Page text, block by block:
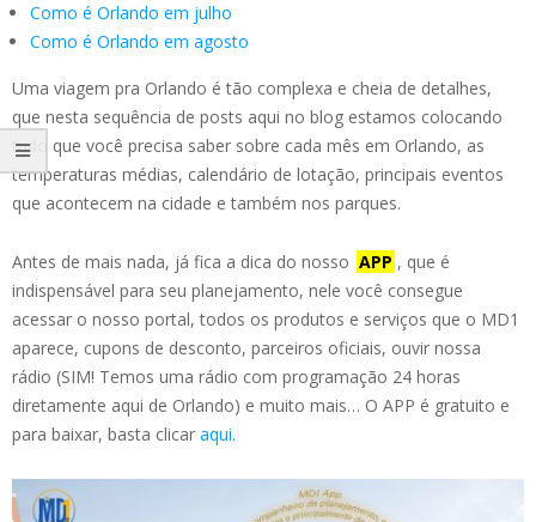
Como é Orlando em julho
Como é Orlando em agosto
Uma viagem pra Orlando é tão complexa e cheia de detalhes,
que nesta sequência de posts aqui no blog estamos colocando
tudo que você precisa saber sobre cada mês em Orlando, as
temperaturas médias, calendário de lotação, principais eventos
que acontecem na cidade e também nos parques.
Antes de mais nada, já fica a dica do nosso APP , que é
indispensável para seu planejamento, nele você consegue
acessar o nosso portal, todos os produtos e serviços que o MD1
aparece, cupons de desconto, parceiros oficiais, ouvir nossa
rádio (SIM! Temos uma rádio com programação 24 horas
diretamente aqui de Orlando) e muito mais… O APP é gratuito e
para baixar, basta clicar aqui.